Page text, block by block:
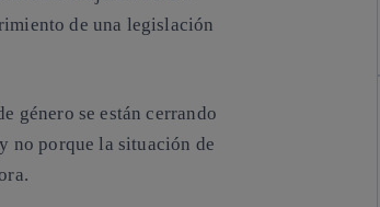
de una legislación
género se están cerrando
y no porque la situación de